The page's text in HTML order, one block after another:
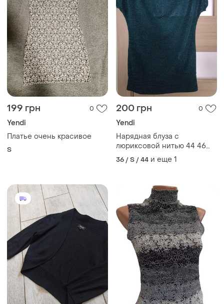
199 грн 0
Yendi
Платье очень красивое
S
200 грн 0
Yendi
Нарядная блуза с
люриксовой нитью 44 46
разм
36 / S / 44 и еще 1